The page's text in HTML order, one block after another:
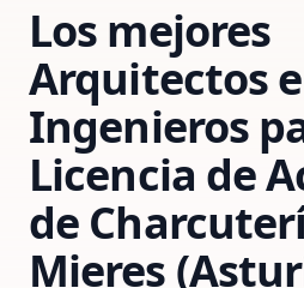
Los mejores
Arquitectos e
Ingenieros
Licencia de
de
Mieres